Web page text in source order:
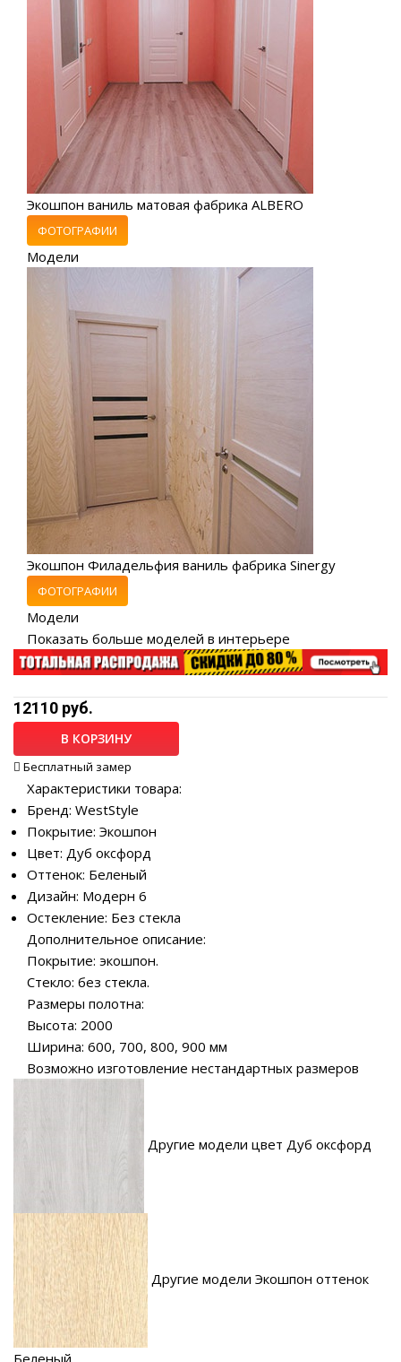
Экошпон ваниль матовая фабрика ALBERO
ФОТОГРАФИИ
Модели
Экошпон Филадельфия ваниль фабрика Sinergy
ФОТОГРАФИИ
Модели
Показать больше моделей в интерьере
12110 руб.
В КОРЗИНУ
Бесплатный замер
Характеристики товара:
Бренд: WestStyle
Покрытие: Экошпон
Цвет: Дуб оксфорд
Оттенок: Беленый
Дизайн: Модерн 6
Остекление: Без стекла
Дополнительное описание:
Покрытие: экошпон.
Стекло: без стекла.
Размеры полотна:
Высота: 2000
Ширина: 600, 700, 800, 900 мм
Возможно изготовление нестандартных размеров
Другие модели цвет Дуб оксфорд
Другие модели Экошпон оттенок
Беленый